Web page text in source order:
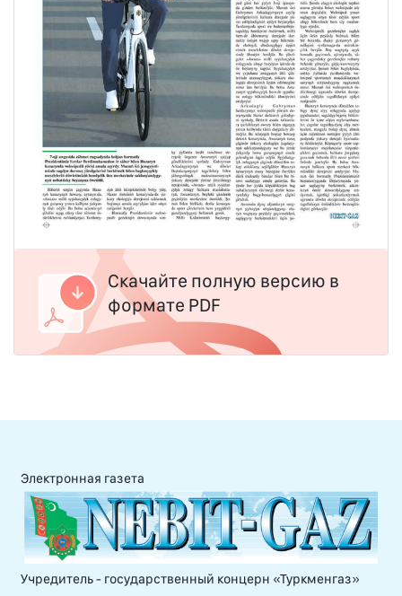
Скачайте полную версию в
формате PDF
Электронная газета
Учредитель - государственный концерн «Туркменгаз»